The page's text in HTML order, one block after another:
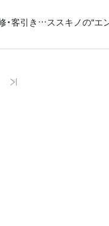
・客引き…ススキノの“エ